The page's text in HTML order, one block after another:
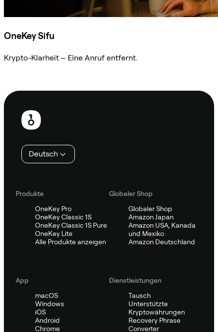
OneKey Sifu
Krypto-Klarheit – Eine Anruf entfernt.
Fußzeile
Deutsch
Produkte
OneKey Pro
OneKey Classic 1S
OneKey Classic 1S Pure
OneKey Lite
Alle Produkte anzeigen
Globaler Shop
Globaler Shop
Amazon Japan
Amazon USA, Kanada
und Mexiko
Amazon Deutschland
App
macOS
Windows
iOS
Android
Chrome
Dienstleistungen
Tausch
Unterstützte
Kryptowährungen
Recovery Phrase
Converter